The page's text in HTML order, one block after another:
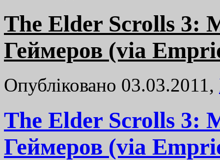
The Elder Scrolls 3:
Геймеров (via
Опубліковано 03.03.2011,
The Elder Scrolls 3:
Геймеров (via